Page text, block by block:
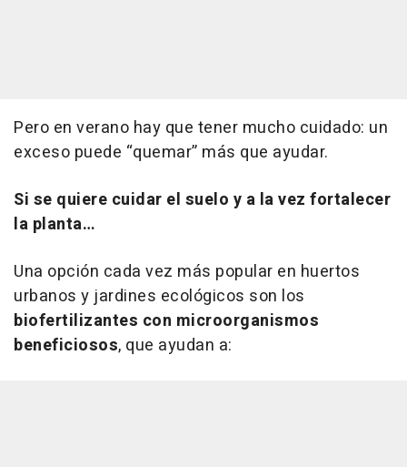
Pero en verano hay que tener mucho cuidado: un
exceso puede “quemar” más que ayudar.
Si se quiere cuidar el suelo y a la vez fortalecer
la planta…
Una opción cada vez más popular en huertos
urbanos y jardines ecológicos son los
biofertilizantes con microorganismos
beneficiosos, que ayudan a: